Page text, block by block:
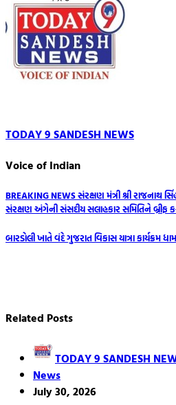
TODAY 9 SANDESH NEWS
Voice of Indian
Post
navigation
BREAKING NEWS સંરક્ષણ મંત્રી શ્રી રાજનાથ
સંરક્ષણ અંગેની સંસદીય સલાહકાર સમિતિને બ્રીફ
બારડોલી ખાતે વંદે ગુજરાત વિકાસ યાત્રા કાર્યક્રમ
Related Posts
TODAY 9 SANDESH
News
July 30, 2026